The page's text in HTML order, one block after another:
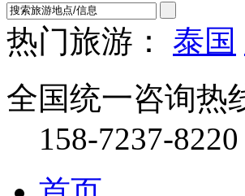
热门旅游：
泰国
全国统一咨询热
158-7237-8220